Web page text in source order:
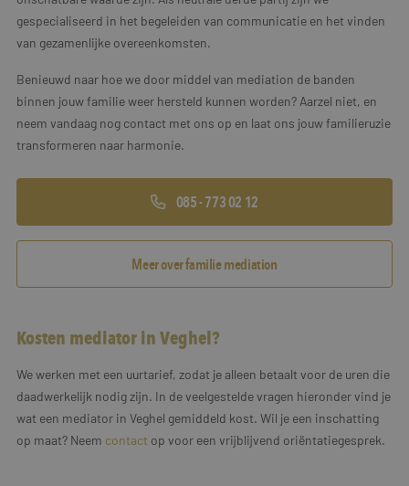
gespecialiseerd in het begeleiden van communicatie en het vinden
van gezamenlijke overeenkomsten.
Benieuwd naar hoe we door middel van mediation de banden
binnen jouw familie weer hersteld kunnen worden? Aarzel niet, en
neem vandaag nog contact met ons op en laat ons jouw familieruzie
transformeren naar harmonie.
085 - 773 02 12
Meer over familie mediation
Kosten mediator in Veghel?
We werken met een uurtarief, zodat je alleen betaalt voor de uren die
daadwerkelijk nodig zijn. In de veelgestelde vragen hieronder vind je
wat een mediator in Veghel gemiddeld kost. Wil je een inschatting
op maat? Neem contact op voor een vrijblijvend oriëntatiegesprek.